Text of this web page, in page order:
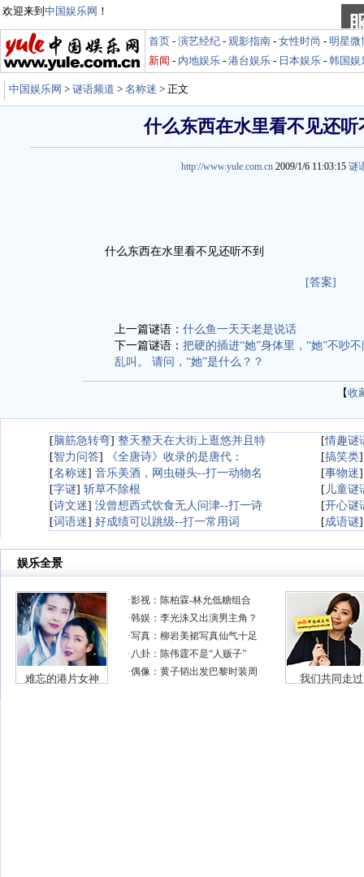
欢迎来到 中国娱乐网 ！
首页 - 演艺经纪 - 观影指南 - 女性时尚 - 明星微
新闻 - 内地娱乐 - 港台娱乐 - 日本娱乐 - 韩国娱
中国娱乐网 > 谜语频道 > 名称迷 > 正文
什么东西在水里看不见还听
http://www.yule.com.cn 2009/1/6 11:03:15 谜
什么东西在水里看不见还听不到
[答案]
上一篇谜语： 什么鱼一天天老是说话
下一篇谜语： 把硬的插进“她”身体里，“她”不吵
乱叫。 请问，“她”是什么？？
【收
[脑筋急转弯] 整天整天在大街上逛悠并且特 [情趣谜
[智力问答] 《全唐诗》收录的是唐代： [搞笑类
[名称迷] 音乐美酒，网虫碰头--打一动物名 [事物迷
[字谜] 斩草不除根 [ 儿童谜
[诗文迷] 没曾想西式饮食无人问津--打一诗 [开心谜
[词语迷] 好成绩可以跳级--打一常用词 [成语谜